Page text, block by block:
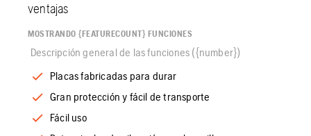
ventajas
MOSTRANDO {FEATURECOUNT} FUNCIONES
Descripción general de las funciones ({number})
Placas fabricadas para durar
Gran protección y fácil de transporte
Fácil uso